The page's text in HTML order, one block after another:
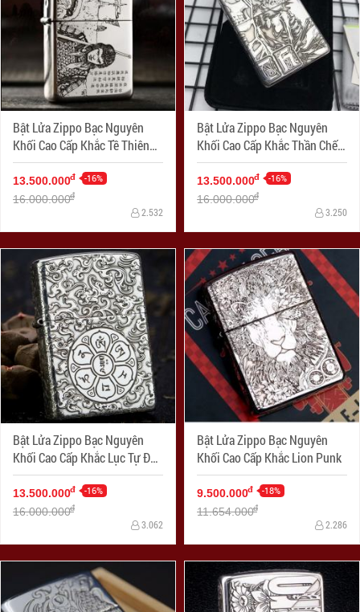
Bật Lửa Zippo Bạc Nguyên
Khối Cao Cấp Khắc Tề Thiên
Đại Thánh Armor
13.500.000đ -16%
16.000.000đ
2.532
Bật Lửa Zippo Bạc Nguyên
Khối Cao Cấp Khắc Thần Chết
Armor
13.500.000đ -16%
16.000.000đ
3.250
Bật Lửa Zippo Bạc Nguyên
Khối Cao Cấp Khắc Lục Tự Đại
Minh Chú Armor
13.500.000đ -16%
16.000.000đ
3.062
Bật Lửa Zippo Bạc Nguyên
Khối Cao Cấp Khắc Lion Punk
9.500.000đ -18%
11.654.000đ
2.286